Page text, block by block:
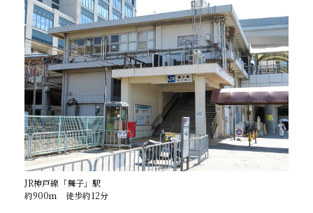
JR神戸線「舞子」駅
約900ｍ 徒歩約12分